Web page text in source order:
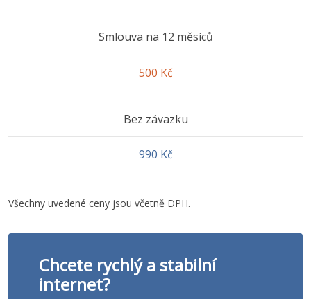
Smlouva na 12 měsíců
500 Kč
Bez závazku
990 Kč
Všechny uvedené ceny jsou včetně DPH.
Chcete rychlý a stabilní
internet?